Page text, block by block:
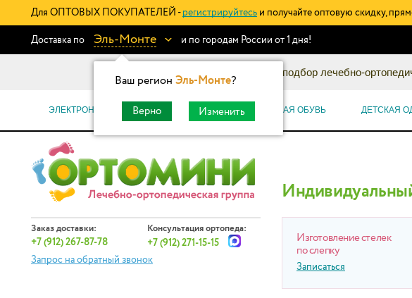
Для ОПТОВЫХ ПОКУПАТЕЛЕЙ - регистрируйтесь и получайте оптовую скидку,
Доставка по Эль-Монте
Ваш регион Эль-Монте?
Верно Изменить
и по городам России от 1 дня!
Информационный каталог: подбор лечебно-
ЭЛЕКТРОННЫЕ СЕРТИФИКАТЫ ОРТОПЕДИЧЕСКАЯ ОБУВЬ ДЕТСКАЯ
Заказ доставки:
+7 (912) 267-87-78
Консультация ортопеда:
+7 (912) 271-15-15
Запрос на обратный звонок
Изготовление стелек
по слепку
Записаться